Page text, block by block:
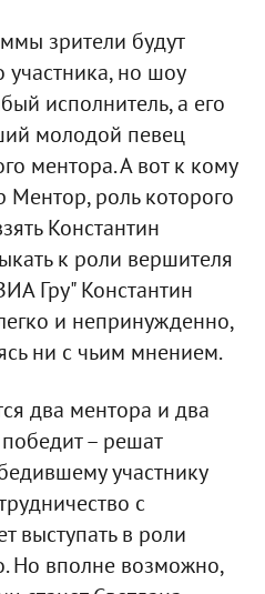
зрители будут
участника, но шоу
исполнитель, а его
молодой певец
ментора. А вот к кому
роль которого
Константин
к роли вершителя
Гру" Константин
и непринужденно,
ни с чьим мнением.
два ментора и два
– решат
участнику
с
выступать в роли
Но вполне возможно,